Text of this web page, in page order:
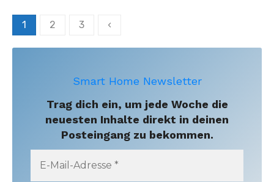
Seitennummerierung
der
1 2 3 ‹
Smart Home Newsletter
Trag dich ein, um jede Woche die
neuesten Inhalte direkt in deinen
Posteingang zu bekommen.